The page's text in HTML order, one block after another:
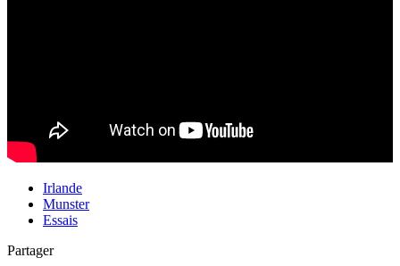
Irlande
Munster
Essais
Partager